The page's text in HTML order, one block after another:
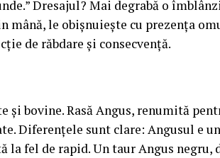
Dresajul? Mai degrabă o
mână, le obișnuiește cu prezența
de răbdare și consecvență.
și bovine. Rasă Angus, renumită
Diferențele sunt clare: Angusul e
fel de rapid. Un taur Angus negru,